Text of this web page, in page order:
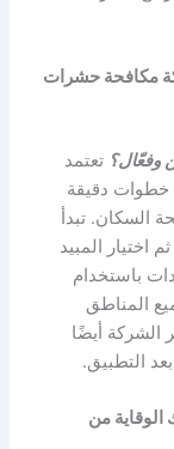
مكافحة حشرات
وفعّال؟ تعتمد
دقيقة
السكان. تبدأ
اختيار المبيد
باستخدام
المناطق
الشركة أيضًا
التطبيق.
من